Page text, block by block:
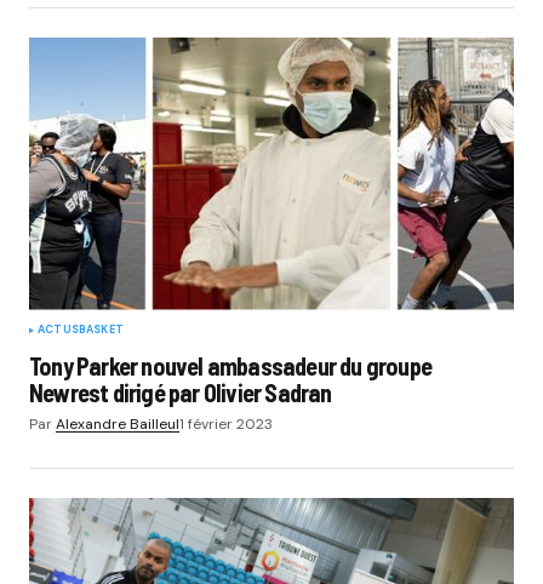
ACTUSBASKET
Tony Parker nouvel ambassadeur du groupe
Newrest dirigé par Olivier Sadran
ParAlexandre Bailleul1 février 2023